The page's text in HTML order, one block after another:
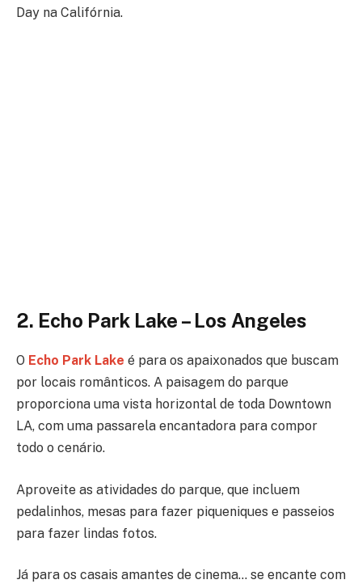
Day na Califórnia.
2. Echo Park Lake – Los Angeles
O Echo Park Lake é para os apaixonados que buscam
por locais românticos. A paisagem do parque
proporciona uma vista horizontal de toda Downtown
LA, com uma passarela encantadora para compor
todo o cenário.
Aproveite as atividades do parque, que incluem
pedalinhos, mesas para fazer piqueniques e passeios
para fazer lindas fotos.
Já para os casais amantes de cinema… se encante com